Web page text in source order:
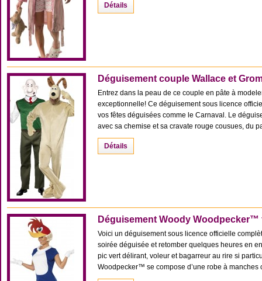
Détails
Déguisement couple Wallace et
Entrez dans la peau de ce couple en pâte à
exceptionnelle! Ce déguisement sous licence
vos fêtes déguisées comme le Carnaval. Le
avec sa chemise et sa cravate rouge cousues, du
Détails
Déguisement Woody Woodpecker™
Voici un déguisement sous licence officielle
soirée déguisée et retomber quelques heures en
pic vert délirant, voleur et bagarreur au rire si
Woodpecker™ se compose d’une robe à manches